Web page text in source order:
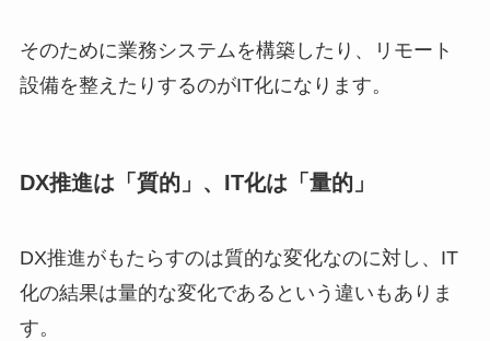
そのために業務システムを構築したり、リモート
設備を整えたりするのがIT化になります。
DX推進は「質的」、IT化は「量的」
DX推進がもたらすのは質的な変化なのに対し、IT
化の結果は量的な変化であるという違いもありま
す。